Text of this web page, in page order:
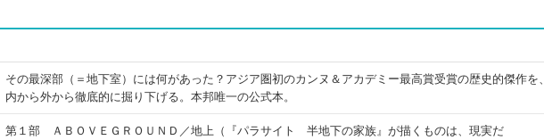
その最深部（＝地下室）には何があった？アジア圏初のカンヌ＆アカデミー最高賞受賞の歴史的傑作を、
内から外から徹底的に掘り下げる。本邦唯一の公式本。
第１部 ＡＢＯＶＥＧＲＯＵＮＤ／地上（『パラサイト 半地下の家族』が描くものは、現実だ